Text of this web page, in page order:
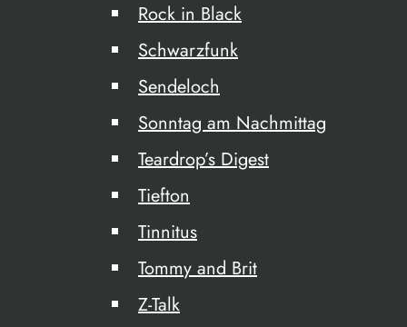
Rock in Black
Schwarzfunk
Sendeloch
Sonntag am Nachmittag
Teardrop’s Digest
Tiefton
Tinnitus
Tommy and Brit
Z-Talk